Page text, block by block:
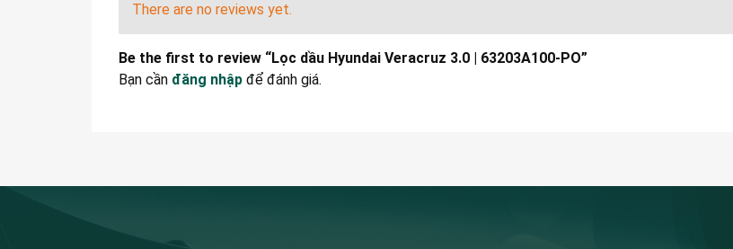
There are no reviews yet.
Be the first to review “Lọc dầu Hyundai Veracruz 3.0 | 63203A100-PO”
Bạn cần đăng nhập để đánh giá.